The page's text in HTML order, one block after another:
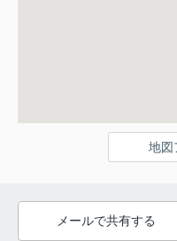
地図
メールで共有する